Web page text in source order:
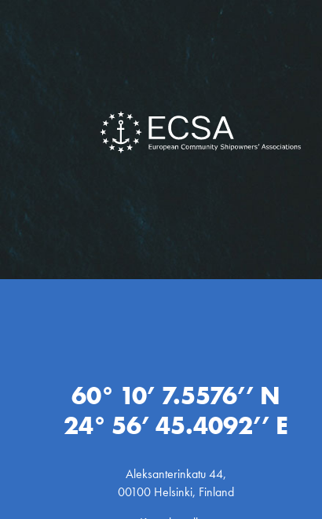
60° 10’ 7.5576’’ N
24° 56’ 45.4092’’ E
Aleksanterinkatu 44,
00100 Helsinki, Finland